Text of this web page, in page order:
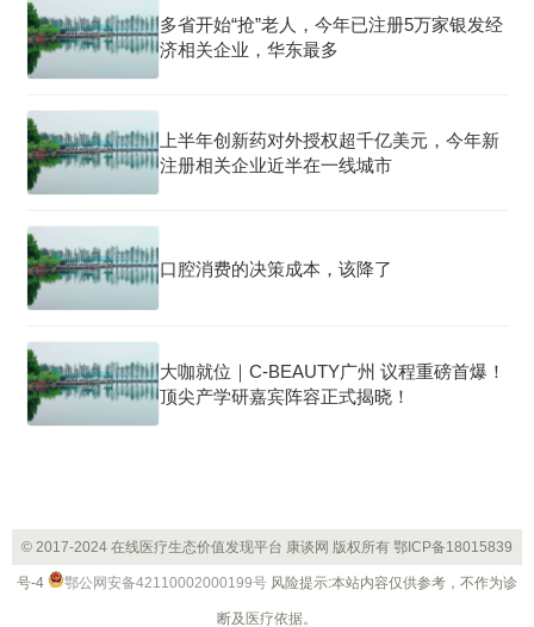
多省开始“抢”老人，今年已注册5万家银发经
济相关企业，华东最多
上半年创新药对外授权超千亿美元，今年新
注册相关企业近半在一线城市
口腔消费的决策成本，该降了
大咖就位｜C-BEAUTY广州 议程重磅首爆！
顶尖产学研嘉宾阵容正式揭晓！
© 2017-2024 在线医疗生态价值发现平台 康谈网 版权所有 鄂ICP备18015839
号-4 鄂公网安备42110002000199号 风险提示:本站内容仅供参考，不作为诊
断及医疗依据。